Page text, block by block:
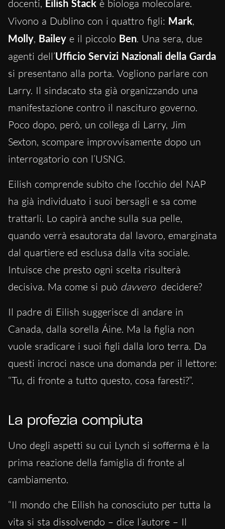
docenti, Eilish Stack è biologa molecolare.
Vivono a Dublino con i quattro figli: Mark,
Molly, Bailey e il piccolo Ben. Una sera, due
agenti dell’Ufficio Servizi Nazionali della Garda
si presentano alla porta. Vogliono parlare con
Larry. Il sindacato sta già organizzando una
manifestazione contro il nascituro governo.
Poco dopo, però, un collega di Larry, Jim
Sexton, scompare improvvisamente dopo un
interrogatorio con l’USNG.
Eilish comprende subito che l’occhio del NAP
ha già individuato i suoi bersagli e sa come
trattarli. Lo capirà anche sulla sua pelle,
quando verrà esautorata dal lavoro, emarginata
dal quartiere ed esclusa dalla vita sociale.
Intuisce che presto ogni scelta risulterà
decisiva. Ma come si può davvero decidere?
Il padre di Eilish suggerisce di andare in
Canada, dalla sorella Áine. Ma la figlia non
vuole sradicare i suoi figli dalla loro terra. Da
questi incroci nasce una domanda per il lettore:
“Tu, di fronte a tutto questo, cosa faresti?”.
La profezia compiuta
Uno degli aspetti su cui Lynch si sofferma è la
prima reazione della famiglia di fronte al
cambiamento.
“Il mondo che Eilish ha conosciuto per tutta la
vita si sta dissolvendo – dice l’autore – Il